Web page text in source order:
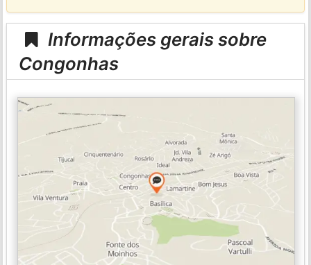
Informações gerais sobre
Congonhas